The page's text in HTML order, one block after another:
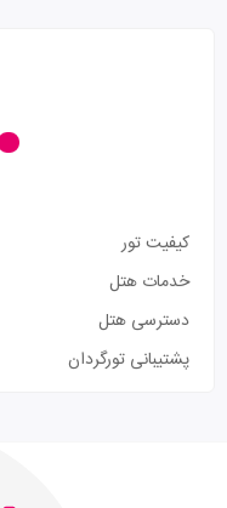
کیفیت تور
خدمات هتل
دسترسی هتل
پشتیبانی تورگردان